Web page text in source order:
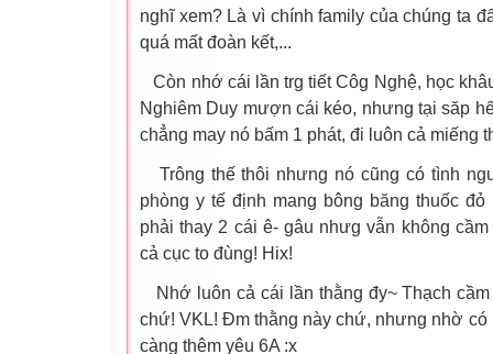
nghĩ xem? Là vì chính family của chúng ta
quá mất đoàn kết,...
Còn nhớ cái lần trg tiết Côg Nghệ, học
Nghiêm Duy mượn cái kéo, nhưng tại săp
chẳng may nó bấm 1 phát, đi luôn cả miếng
Trông thế thôi nhưng nó cũng có tình
phòng y tế định mang bông băng thuốc
phải thay 2 cái ê- gâu nhưg vẫn không
cả cục to đùng! Hix!
Nhớ luôn cả cái lần thằng đy~ Thạch
chứ! VKL! Đm thằng này chứ, nhưng nhờ
càng thêm yêu 6A :x